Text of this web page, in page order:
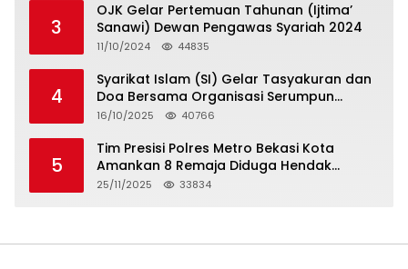
3
OJK Gelar Pertemuan Tahunan (Ijtima’
Sanawi) Dewan Pengawas Syariah 2024
11/10/2024 44835
4
Syarikat Islam (SI) Gelar Tasyakuran dan
Doa Bersama Organisasi Serumpun
Syarikat Islam Doa
16/10/2025 40766
5
Tim Presisi Polres Metro Bekasi Kota
Amankan 8 Remaja Diduga Hendak
Tawuran
25/11/2025 33834